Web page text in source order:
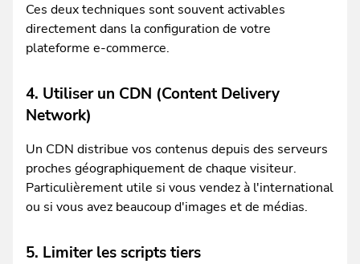
Ces deux techniques sont souvent activables
directement dans la configuration de votre
plateforme e-commerce.
4. Utiliser un CDN (Content Delivery
Network)
Un CDN distribue vos contenus depuis des serveurs
proches géographiquement de chaque visiteur.
Particulièrement utile si vous vendez à l'international
ou si vous avez beaucoup d'images et de médias.
5. Limiter les scripts tiers